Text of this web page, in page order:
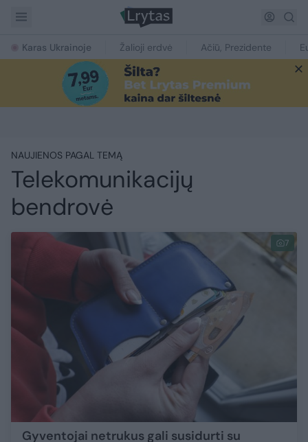
Karas Ukrainoje Žalioji erdvė Ačiū, Prezidente
NAUJIENOS PAGAL TEMĄ
Telekomunikacijų
bendrovė
7
Gyventojai netrukus gali susidurti su